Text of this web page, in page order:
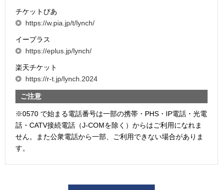
チケットぴあ
https://w.pia.jp/t/lynch/
イープラス
https://eplus.jp/lynch/
楽天チケット
https://r-t.jp/lynch.2024
ご注意
※0570 で始まる電話番号は一部の携帯・PHS・IP電話・光電
話・CATV接続電話（J-COMを除く）からはご利用になれま
せん。また公衆電話から一部、ご利用できない場合がありま
す。